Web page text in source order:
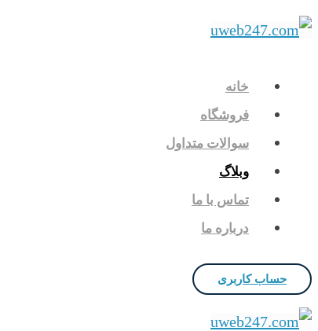
خانه
فروشگاه
سوالات متداول
وبلاگ
تماس با ما
درباره ما
حساب کاربری